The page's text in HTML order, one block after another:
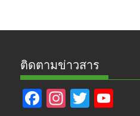
ติดตามข่าวสาร
F In T